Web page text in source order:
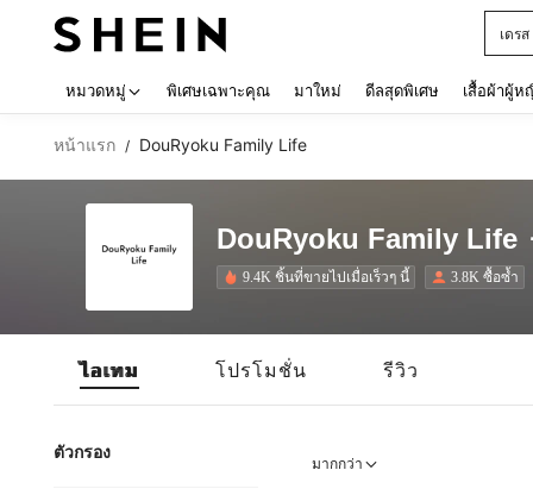
เด็ก
หมวดหมู่ พิเศษเฉพาะคุณ มาใหม่ ดีลสุดพิเศษ เสื้อผ้าผู้ห
หน้าแรก / DouRyoku Family Life
DouRyoku Family Life
9.4K ชิ้นที่ขายไปเมื่อเร็วๆ นี้ 3.8K ซื้อซ้ำ
ไอเทม โปรโมชั่น รีวิว
ตัวกรอง
มากกว่า